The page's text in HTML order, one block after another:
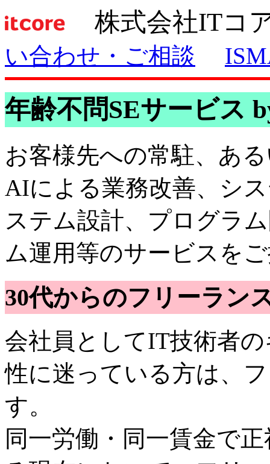
株式会社ITコ
い合わせ・ご相談
年齢不問SEサービス
お客様先への常駐、あ
AIによる業務改善、シ
ステム設計、プログラ
ム運用等のサービスを
30代からのフリーラン
会社員としてIT技術者
性に迷っている方は、
す。
同一労働・同一賃金で